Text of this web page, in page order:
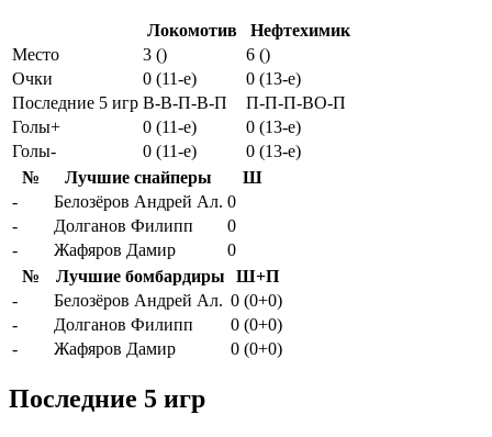
Локомотив
Нефтехимик
Место
3 ()
6 ()
Очки
0 (11-e)
0 (13-e)
Последние 5 игр В-В-П-В-П
П-П-П-ВО-П
Голы+
0 (11-e)
0 (13-e)
Голы-
0 (11-e)
0 (13-e)
№
Лучшие снайперы
Ш
-
Белозёров Андрей Ал. 0
-
Долганов Филипп
0
-
Жафяров Дамир
0
№
Лучшие бомбардиры
Ш+П
-
Белозёров Андрей Ал. 0 (0+0)
-
Долганов Филипп
0 (0+0)
-
Жафяров Дамир 0 (0+0)
Последние 5 игр